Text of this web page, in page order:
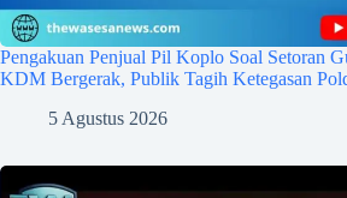
Pengakuan Penjual Pil Koplo Soal Setoran
KDM Bergerak, Publik Tagih Ketegasan
5 Agustus 2026